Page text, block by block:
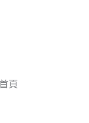
頁